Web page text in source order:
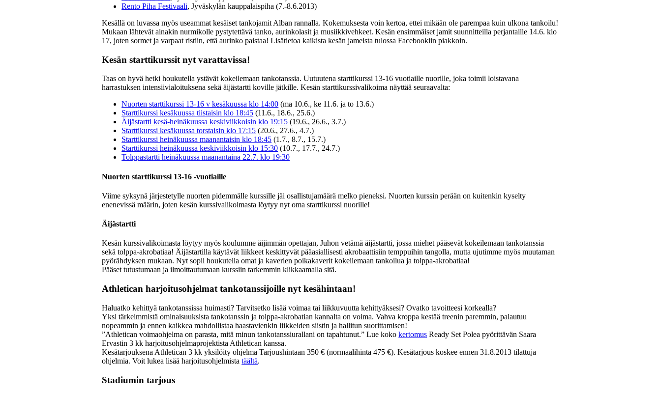
Rento Piha Festivaali, Jyväskylän kauppalaispiha (7.-8.6.2013)
Kesällä on luvassa myös useammat kesäiset tankojamit Alban rannalla. Kokemuksesta voin kertoa, ettei mikään ole parempaa kuin ulkona tankoilu!
Mukaan lähtevät ainakin nurmikolle pystytettävä tanko, aurinkolasit ja musiikkivehkeet. Kesän ensimmäiset jamit suunnitteilla perjantaille 14.6. klo
17, joten sormet ja varpaat ristiin, että aurinko paistaa! Lisätietoa kaikista kesän jameista tulossa Facebookiin piakkoin.
Kesän starttikurssit nyt varattavissa!
Taas on hyvä hetki houkutella ystävät kokeilemaan tankotanssia. Uutuutena starttikurssi 13-16 vuotiaille nuorille, joka toimii loistavana
harrastuksen intensiivialoituksena sekä äijästartti koville jätkille. Kesän starttikurssivalikoima näyttää seuraavalta:
Nuorten starttikurssi 13-16 v kesäkuussa klo 14:00 (ma 10.6., ke 11.6. ja to 13.6.)
Starttikurssi kesäkuussa tiistaisin klo 18:45 (11.6., 18.6., 25.6.)
Äijästartti kesä-heinäkuussa keskiviikkoisin klo 19:15 (19.6., 26.6., 3.7.)
Starttikurssi kesäkuussa torstaisin klo 17:15 (20.6., 27.6., 4.7.)
Starttikurssi heinäkuussa maanantaisin klo 18:45 (1.7., 8.7., 15.7.)
Starttikurssi heinäkuussa keskiviikkoisin klo 15:30 (10.7., 17.7., 24.7.)
Tolppastartti heinäkuussa maanantaina 22.7. klo 19:30
Nuorten starttikurssi 13-16 -vuotiaille
Viime syksynä järjestetylle nuorten pidemmälle kurssille jäi osallistujamäärä melko pieneksi. Nuorten kurssin perään on kuitenkin kyselty
enenevissä määrin, joten kesän kurssivalikoimasta löytyy nyt oma starttikurssi nuorille!
Äijästartti
Kesän kurssivalikoimasta löytyy myös koulumme äijimmän opettajan, Juhon vetämä äijästartti, jossa miehet pääsevät kokeilemaan tankotanssia
sekä tolppa-akrobatiaa! Äijästartilla käytävät liikkeet keskittyvät pääasiallisesti akrobaattisiin temppuihin tangolla, mutta ujutimme myös muutaman
pyörähdyksen mukaan. Nyt sopii houkutella omat ja kaverien poikakaverit kokeilemaan tankoilua ja tolppa-akrobatiaa!
Pääset tutustumaan ja ilmoittautumaan kurssiin tarkemmin klikkaamalla sitä.
Athletican harjoitusohjelmat tankotanssijoille nyt kesähintaan!
Haluatko kehittyä tankotanssissa huimasti? Tarvitsetko lisää voimaa tai liikkuvuutta kehittyäksesi? Ovatko tavoitteesi korkealla?
Yksi tärkeimmistä ominaisuuksista tankotanssin ja tolppa-akrobatian kannalta on voima. Vahva kroppa kestää treenin paremmin, palautuu
nopeammin ja ennen kaikkea mahdollistaa haastavienkin liikkeiden siistin ja hallitun suorittamisen!
”Athletican voimaohjelma on parasta, mitä minun tankotanssiurallani on tapahtunut.” Lue kokokertomus Ready Set Polea pyörittävän Saara
Ervastin 3 kk harjoitusohjelmaprojektista Athletican kanssa.
Kesätarjouksena Athletican 3 kk yksilöity ohjelma Tarjoushintaan 350 € (normaalihinta 475 €). Kesätarjous koskee ennen 31.8.2013 tilattuja
ohjelmia. Voit lukea lisää harjoitusohjelmistatäältä.
Stadiumin tarjous